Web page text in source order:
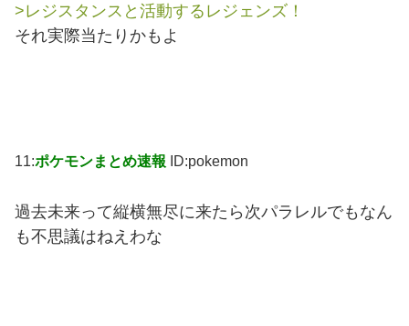
>レジスタンスと活動するレジェンズ！
それ実際当たりかもよ
11:ポケモンまとめ速報 ID:pokemon
過去未来って縦横無尽に来たら次パラレルでもなん
も不思議はねえわな